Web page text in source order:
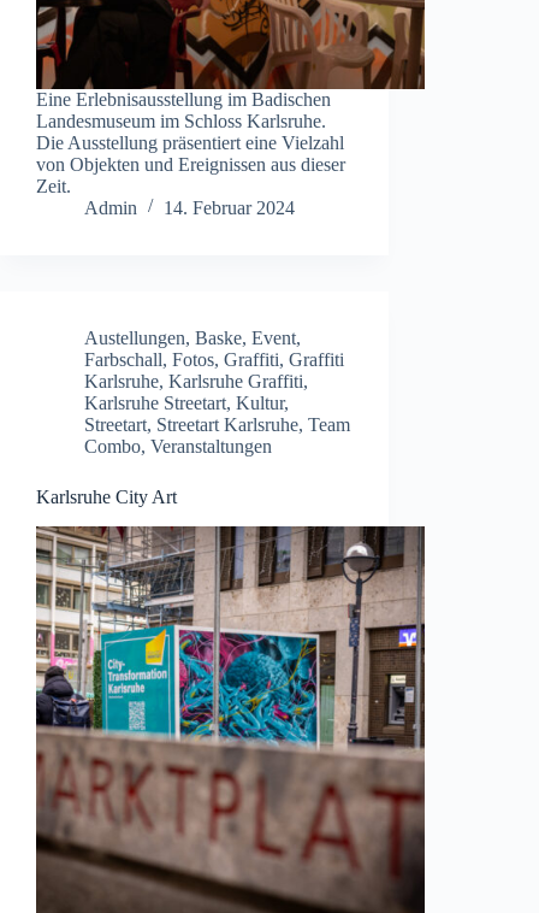
Eine Erlebnisausstellung im Badischen
Landesmuseum im Schloss Karlsruhe.
Die Ausstellung präsentiert eine Vielzahl
von Objekten und Ereignissen aus dieser
Zeit.
Admin
14. Februar 2024
Austellungen, Baske, Event,
Farbschall, Fotos, Graffiti, Graffiti
Karlsruhe, Karlsruhe Graffiti,
Karlsruhe Streetart, Kultur,
Streetart, Streetart Karlsruhe, Team
Combo, Veranstaltungen
Karlsruhe City Art